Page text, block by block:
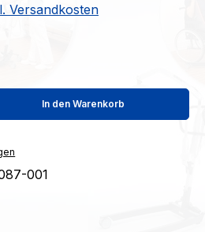
Versandkosten
Gib den
In den Warenkorb
001